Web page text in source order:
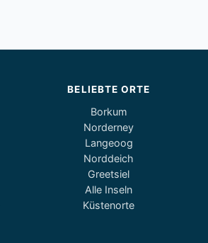
BELIEBTE ORTE
Borkum
Norderney
Langeoog
Norddeich
Greetsiel
Alle Inseln
Küstenorte